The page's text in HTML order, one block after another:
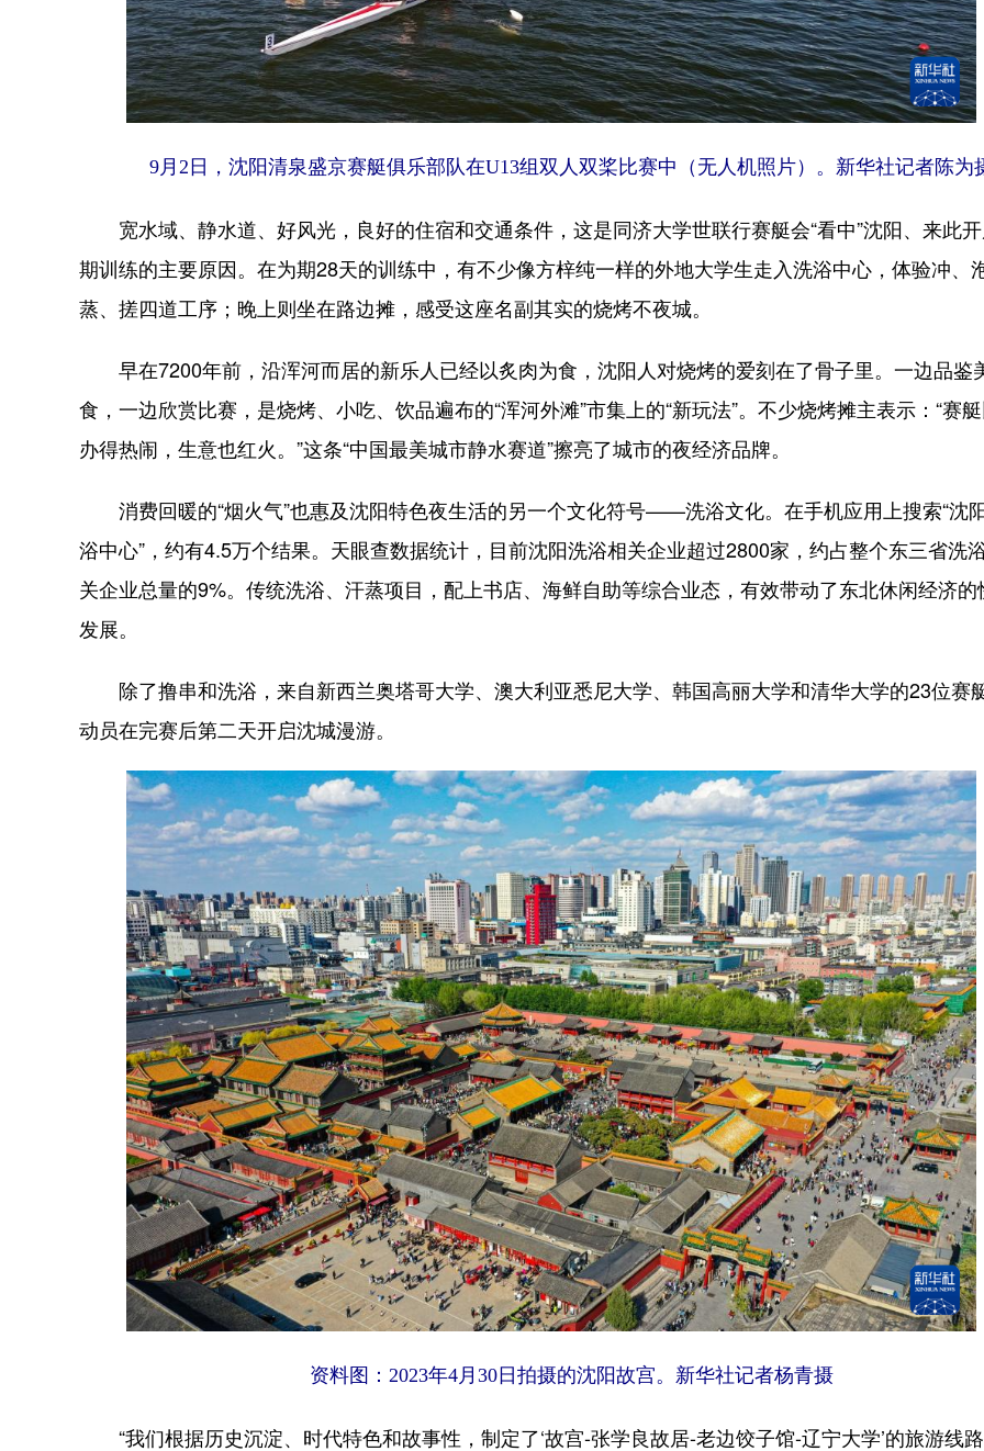
9月2日，沈阳清泉盛京赛艇俱乐部队在U13组双人双桨比赛中（无人机照片）。 新华社记者陈为
宽水域、静水道、好风光，良好的住宿和交通条件，这是同济大学世联行赛艇会“看中”沈阳、来此
期训练的主要原因。在为期28天的训练中，有不少像方梓纯一样的外地大学生走入洗浴中心，体验冲、
蒸、搓四道工序；晚上则坐在路边摊，感受这座名副其实的烧烤不夜城。
早在7200年前，沿浑河而居的新乐人已经以炙肉为食，沈阳人对烧烤的爱刻在了骨子里。一边品鉴
食，一边欣赏比赛，是烧烤、小吃、饮品遍布的“浑河外滩”市集上的“新玩法”。不少烧烤摊主表示：“赛
办得热闹，生意也红火。”这条“中国最美城市静水赛道”擦亮了城市的夜经济品牌。
消费回暖的“烟火气”也惠及沈阳特色夜生活的另一个文化符号——洗浴文化。在手机应用上搜索“沈
浴中心”，约有4.5万个结果。天眼查数据统计，目前沈阳洗浴相关企业超过2800家，约占整个东三省洗
关企业总量的9%。传统洗浴、汗蒸项目，配上书店、海鲜自助等综合业态，有效带动了东北休闲经济的
发展。
除了撸串和洗浴，来自新西兰奥塔哥大学、澳大利亚悉尼大学、韩国高丽大学和清华大学的23位赛
动员在完赛后第二天开启沈城漫游。
资料图：2023年4月30日拍摄的沈阳故宫。 新华社记者杨青摄
“我们根据历史沉淀、时代特色和故事性，制定了‘故宫-张学良故居-老边饺子馆-辽宁大学’的旅游线